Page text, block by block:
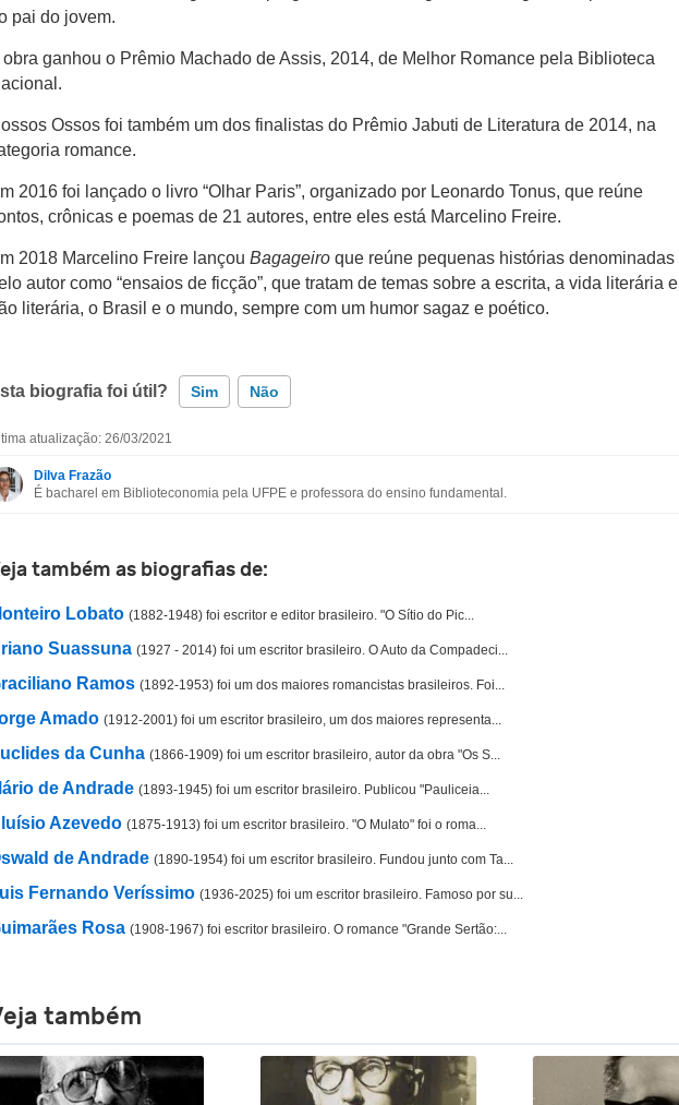
pai do jovem.
obra ganhou o Prêmio Machado de Assis, 2014, de Melhor Romance pela Biblioteca
Ossos foi também um dos finalistas do Prêmio Jabuti de Literatura de 2014, na
romance.
2016 foi lançado o livro “Olhar Paris”, organizado por Leonardo Tonus, que reúne
crônicas e poemas de 21 autores, entre eles está Marcelino Freire.
2018 Marcelino Freire lançou Bagageiro que reúne pequenas histórias denominadas
autor como “ensaios de ficção”, que tratam de temas sobre a escrita, a vida literária e
literária, o Brasil e o mundo, sempre com um humor sagaz e poético.
biografia foi útil? Sim Não
Esta biografia não tem a informação que procuro
atualização: 26/03/2021
Dilva Frazão
É bacharel em Biblioteconomia pela UFPE e professora do ensino fundamental.
também as biografias de:
Lobato (1882-1948) foi escritor e editor brasileiro. "O Sítio do Pic...
Suassuna (1927 - 2014) foi um escritor brasileiro. O Auto da Compadeci...
Ramos (1892-1953) foi um dos maiores romancistas brasileiros. Foi...
Amado (1912-2001) foi um escritor brasileiro, um dos maiores representa...
da Cunha (1866-1909) foi um escritor brasileiro, autor da obra "Os S...
de Andrade (1893-1945) foi um escritor brasileiro. Publicou "Pauliceia...
Azevedo (1875-1913) foi um escritor brasileiro. "O Mulato" foi o roma...
de Andrade (1890-1954) foi um escritor brasileiro. Fundou junto com Ta...
Fernando Veríssimo (1936-2025) foi um escritor brasileiro. Famoso por su...
Rosa (1908-1967) foi escritor brasileiro. O romance "Grande Sertão:...
também